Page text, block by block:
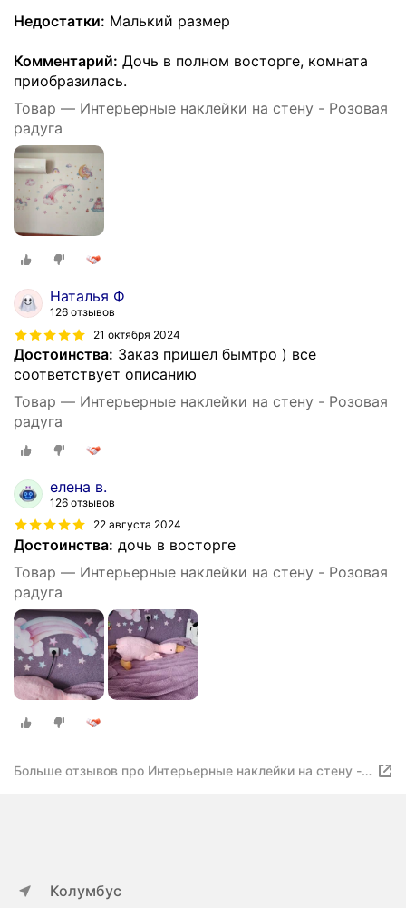
Недостатки: Малький размер
Комментарий: Дочь в полном восторге, комната
приобразилась.
Товар — Интерьерные наклейки на стену - Розовая
радуга
Наталья Ф
126 отзывов
21 октября 2024
Достоинства: Заказ пришел бымтро ) все
соответствует описанию
Товар — Интерьерные наклейки на стену - Розовая
радуга
елена в.
126 отзывов
22 августа 2024
Достоинства: дочь в восторге
Товар — Интерьерные наклейки на стену - Розовая
радуга
Больше отзывов про Интерьерные наклейки на стену -
Колумбус